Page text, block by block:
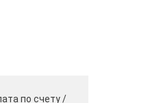
по счету /